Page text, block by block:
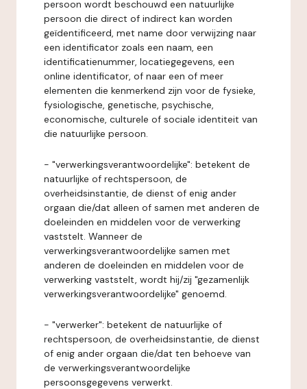
persoon wordt beschouwd een natuurlijke
persoon die direct of indirect kan worden
geïdentificeerd, met name door verwijzing naar
een identificator zoals een naam, een
identificatienummer, locatiegegevens, een
online identificator, of naar een of meer
elementen die kenmerkend zijn voor de fysieke,
fysiologische, genetische, psychische,
economische, culturele of sociale identiteit van
die natuurlijke persoon.
- "verwerkingsverantwoordelijke": betekent de
natuurlijke of rechtspersoon, de
overheidsinstantie, de dienst of enig ander
orgaan die/dat alleen of samen met anderen de
doeleinden en middelen voor de verwerking
vaststelt. Wanneer de
verwerkingsverantwoordelijke samen met
anderen de doeleinden en middelen voor de
verwerking vaststelt, wordt hij/zij "gezamenlijk
verwerkingsverantwoordelijke" genoemd.
- "verwerker": betekent de natuurlijke of
rechtspersoon, de overheidsinstantie, de dienst
of enig ander orgaan die/dat ten behoeve van
de verwerkingsverantwoordelijke
persoonsgegevens verwerkt.